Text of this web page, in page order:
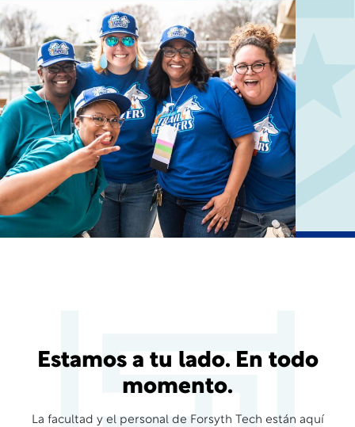
Estamos a tu lado. En todo
momento.
La facultad y el personal de Forsyth Tech están aquí